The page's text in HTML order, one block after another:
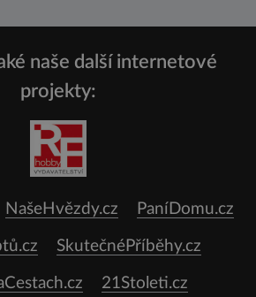
naše další internetové
projekty:
NašeHvězdy.cz PaníDomu.cz
SkutečnéPříběhy.cz
21Stoleti.cz